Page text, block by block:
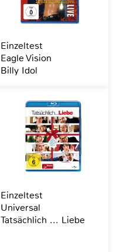
Einzeltest
Eagle Vision
Billy Idol
Einzeltest
Universal
Tatsächlich ... Liebe